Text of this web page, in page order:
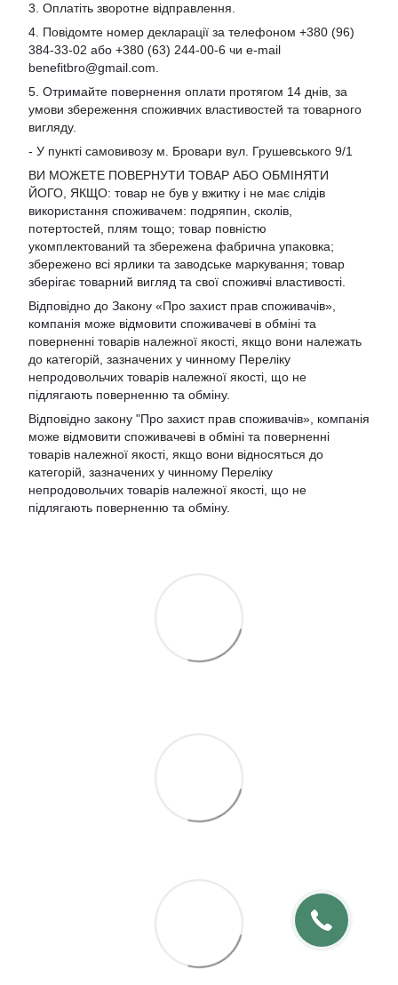
3. Оплатіть зворотне відправлення.
4. Повідомте номер декларації за телефоном +380 (96)
384-33-02 або +380 (63) 244-00-6 чи e-mail
benefitbro@gmail.com
5. Отримайте повернення оплати протягом 14 днів, за
умови збереження споживчих властивостей та товарного
вигляду.
- У пункті самовивозу м. Бровари вул. Грушевського 9/1
ВИ МОЖЕТЕ ПОВЕРНУТИ ТОВАР АБО ОБМІНЯТИ
ЙОГО, ЯКЩО: товар не був у вжитку і не має слідів
використання споживачем: подряпин, сколів,
потертостей, плям тощо; товар повністю
укомплектований та збережена фабрична упаковка;
збережено всі ярлики та заводське маркування; товар
зберігає товарний вигляд та свої споживчі властивості.
Відповідно до Закону «Про захист прав споживачів»,
компанія може відмовити споживачеві в обміні та
поверненні товарів належної якості, якщо вони належать
до категорій, зазначених у чинному Переліку
непродовольчих товарів належної якості, що не
підлягають поверненню та обміну.
Відповідно закону "Про захист прав споживачів» , компанія
може відмовити споживачеві в обміні та поверненні
товарів належної якості, якщо вони відносяться до
категорій, зазначених у чинному Переліку
непродовольчих товарів належної якості, що не
підлягають поверненню та обміну.